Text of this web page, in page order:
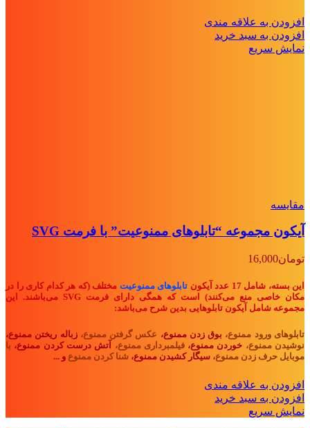
افزودن به علاقه مندی
افزودن به سبد خرید
نمایش سریع
مقايسه
آیکون مجموعه “تابلوهای ممنوعیت” با فرمت SVG
تومان16,000
این بسته، شامل 17 عدد آیکون تابلوهای ممنوعیت مختلف (که هر کدام کاری را در
مکان خاصی منع می‌کنند) است که همگی دارای فرمت SVG می‌باشند. این
مجموعه شامل آیکون تابلوهایی بدین شرح می‌باشد:
تابلوهای ورود ممنوع، بوق زدن ممنوع، عکس گرفتن ممنوع، زباله ریختن ممنوع،
نوشیدن ممنوع، خوردن ممنوع،فیلمبرداری ممنوع، آتش درست کردن ممنوع، با
موبایل حرف زدن ممنوع، سیگار کشیدن ممنوع، شنا کردن ممنوع و ...
افزودن به علاقه مندی
افزودن به سبد خرید
نمایش سریع